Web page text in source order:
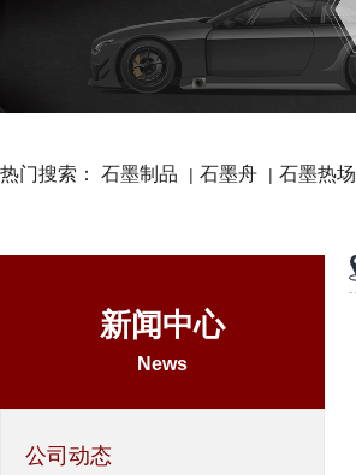
热门搜索： 石墨制品 | 石墨舟 | 石墨热场
新闻中心
News
公司动态